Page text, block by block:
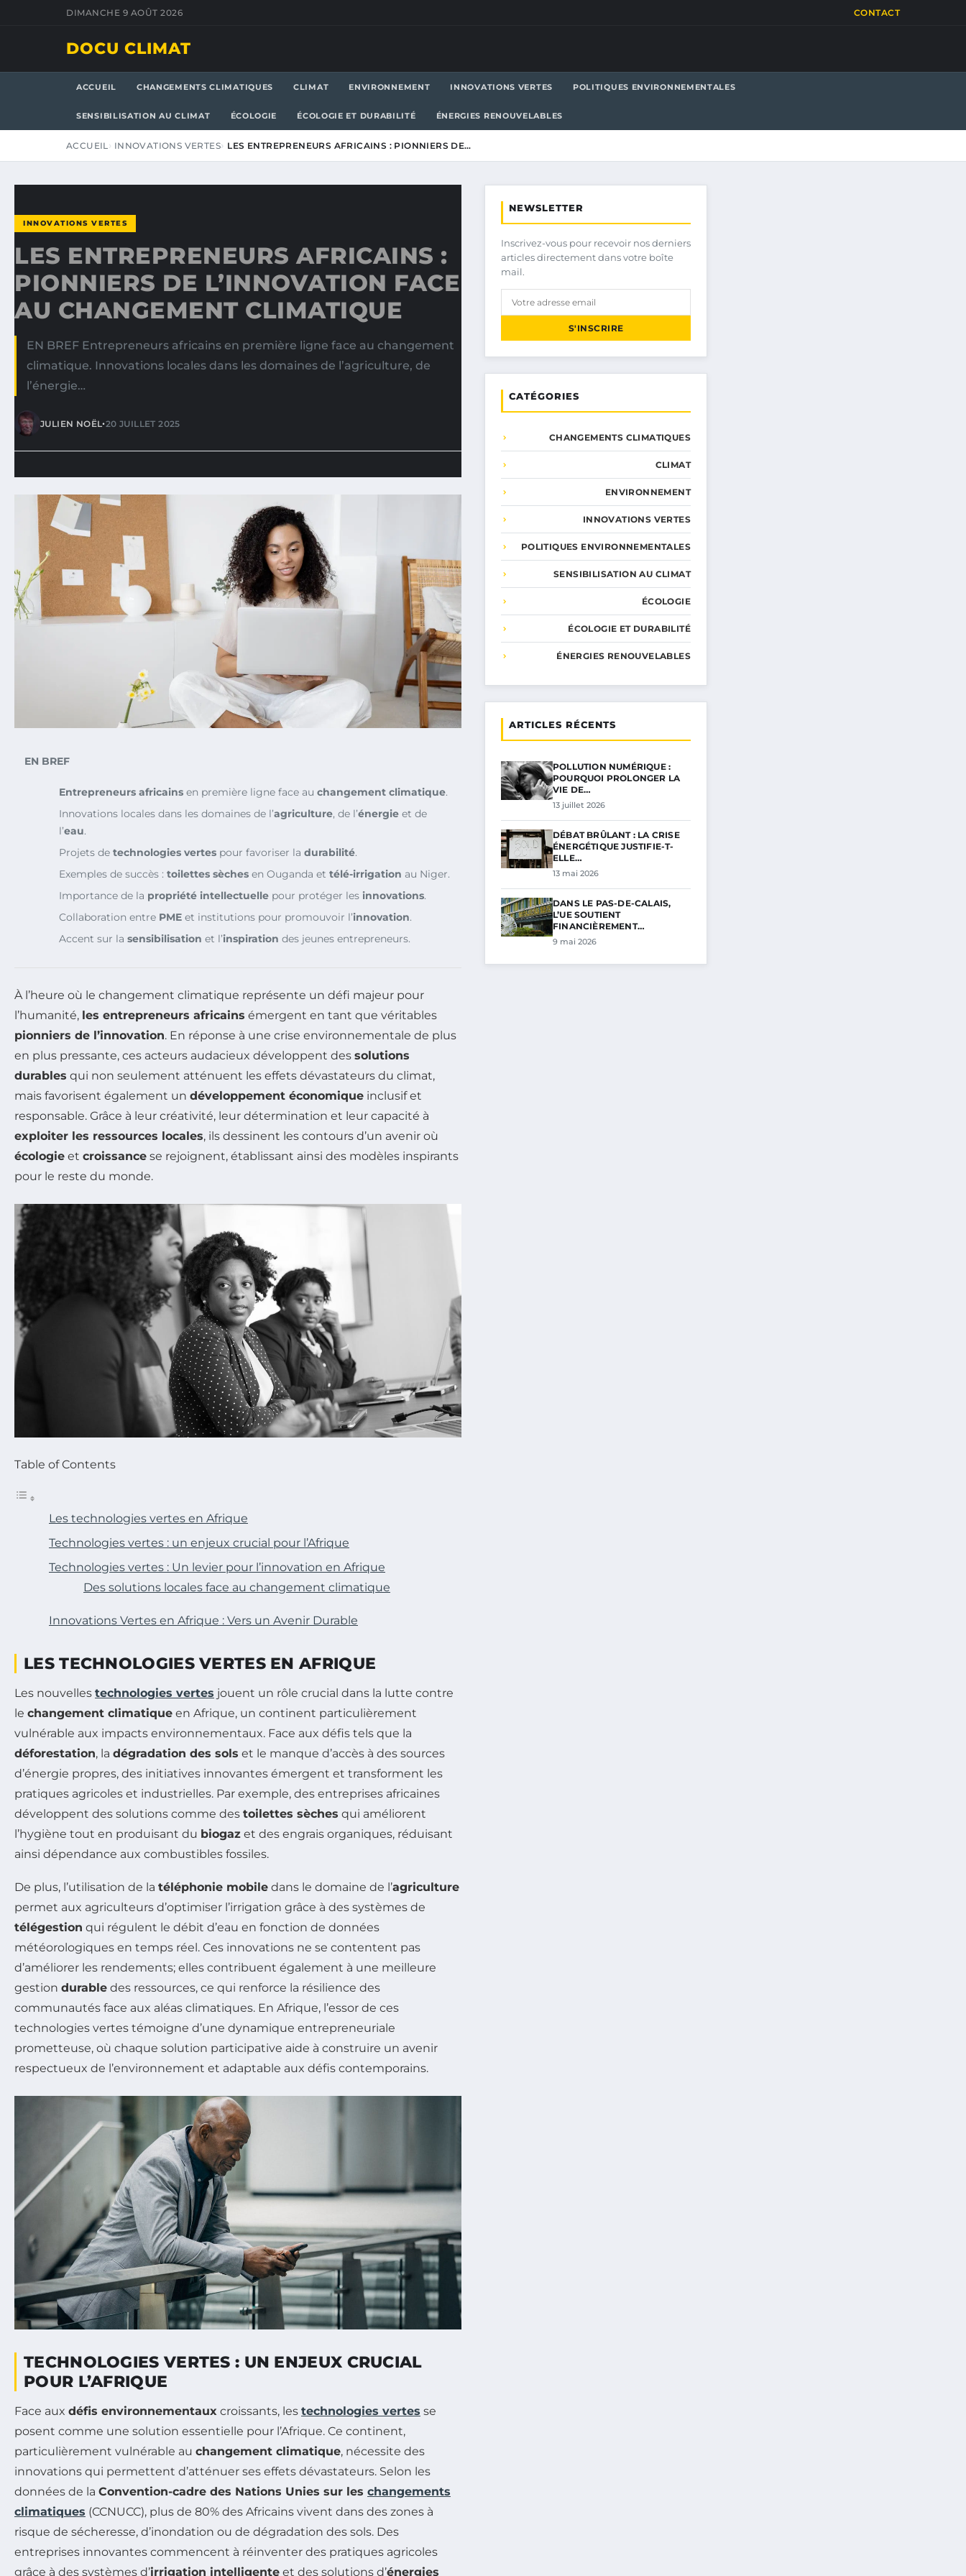
DIMANCHE 9 AOÛT 2026 CONTACT
DOCU CLIMAT
ACCUEIL CHANGEMENTS CLIMATIQUES CLIMAT ENVIRONNEMENT INNOVATIONS VERTES POLITIQUES ENVIRONNEMENTALES
SENSIBILISATION AU CLIMAT ÉCOLOGIE ÉCOLOGIE ET DURABILITÉ ÉNERGIES RENOUVELABLES
ACCUEIL INNOVATIONS VERTES LES ENTREPRENEURS AFRICAINS : PIONNIERS DE…
INNOVATIONS VERTES
LES ENTREPRENEURS AFRICAINS :
PIONNIERS DE L’INNOVATION FACE
AU CHANGEMENT CLIMATIQUE
EN BREF Entrepreneurs africains en première ligne face au changement
climatique. Innovations locales dans les domaines de l’agriculture, de
l’énergie…
JULIEN NOËL•20 JUILLET 2025
EN BREF
Entrepreneurs africains en première ligne face au changement climatique.
Innovations locales dans les domaines de l’agriculture, de l’énergie et de
l’eau.
Projets de technologies vertes pour favoriser la durabilité.
Exemples de succès : toilettes sèches en Ouganda et télé-irrigation au Niger.
Importance de la propriété intellectuelle pour protéger les innovations.
Collaboration entre PME et institutions pour promouvoir l’innovation.
Accent sur la sensibilisation et l’inspiration des jeunes entrepreneurs.
À l’heure où le changement climatique représente un défi majeur pour
l’humanité, les entrepreneurs africains émergent en tant que véritables
pionniers de l’innovation. En réponse à une crise environnementale de plus
en plus pressante, ces acteurs audacieux développent des solutions
durables qui non seulement atténuent les effets dévastateurs du climat,
mais favorisent également un développement économique inclusif et
responsable. Grâce à leur créativité, leur détermination et leur capacité à
exploiter les ressources locales, ils dessinent les contours d’un avenir où
écologie et croissance se rejoignent, établissant ainsi des modèles inspirants
pour le reste du monde.
Table of Contents
Les technologies vertes en Afrique
Technologies vertes : un enjeux crucial pour l’Afrique
Technologies vertes : Un levier pour l’innovation en Afrique
Des solutions locales face au changement climatique
Innovations Vertes en Afrique : Vers un Avenir Durable
LES TECHNOLOGIES VERTES EN AFRIQUE
Les nouvelles technologies vertes jouent un rôle crucial dans la lutte contre
le changement climatique en Afrique, un continent particulièrement
vulnérable aux impacts environnementaux. Face aux défis tels que la
déforestation, la dégradation des sols et le manque d’accès à des sources
d’énergie propres, des initiatives innovantes émergent et transforment les
pratiques agricoles et industrielles. Par exemple, des entreprises africaines
développent des solutions comme des toilettes sèches qui améliorent
l’hygiène tout en produisant du biogaz et des engrais organiques, réduisant
ainsi dépendance aux combustibles fossiles.
De plus, l’utilisation de la téléphonie mobile dans le domaine de l’agriculture
permet aux agriculteurs d’optimiser l’irrigation grâce à des systèmes de
télégestion qui régulent le débit d’eau en fonction de données
météorologiques en temps réel. Ces innovations ne se contentent pas
d’améliorer les rendements; elles contribuent également à une meilleure
gestion durable des ressources, ce qui renforce la résilience des
communautés face aux aléas climatiques. En Afrique, l’essor de ces
technologies vertes témoigne d’une dynamique entrepreneuriale
prometteuse, où chaque solution participative aide à construire un avenir
respectueux de l’environnement et adaptable aux défis contemporains.
TECHNOLOGIES VERTES : UN ENJEUX CRUCIAL
POUR L’AFRIQUE
Face aux défis environnementaux croissants, les technologies vertes se
posent comme une solution essentielle pour l’Afrique. Ce continent,
particulièrement vulnérable au changement climatique, nécessite des
innovations qui permettent d’atténuer ses effets dévastateurs. Selon les
données de la Convention-cadre des Nations Unies sur les changements
climatiques (CCNUCC), plus de 80% des Africains vivent dans des zones à
risque de sécheresse, d’inondation ou de dégradation des sols. Des
entreprises innovantes commencent à réinventer des pratiques agricoles
grâce à des systèmes d’irrigation intelligente et des solutions d’énergies
NEWSLETTER
Inscrivez-vous pour recevoir nos derniers
articles directement dans votre boîte
mail.
S'INSCRIRE
CATÉGORIES
CHANGEMENTS CLIMATIQUES
CLIMAT
ENVIRONNEMENT
INNOVATIONS VERTES
POLITIQUES ENVIRONNEMENTALES
SENSIBILISATION AU CLIMAT
ÉCOLOGIE
ÉCOLOGIE ET DURABILITÉ
ÉNERGIES RENOUVELABLES
ARTICLES RÉCENTS
POLLUTION NUMÉRIQUE :
POURQUOI PROLONGER LA
VIE DE…
13 juillet 2026
DÉBAT BRÛLANT : LA CRISE
ÉNERGÉTIQUE JUSTIFIE-T-
ELLE…
13 mai 2026
DANS LE PAS-DE-CALAIS,
L’UE SOUTIENT
FINANCIÈREMENT…
9 mai 2026